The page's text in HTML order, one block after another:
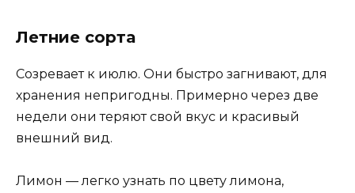
Летние сорта
Созревает к июлю. Они быстро загнивают, для
хранения непригодны. Примерно через две
недели они теряют свой вкус и красивый
внешний вид.
Лимон — легко узнать по цвету лимона,